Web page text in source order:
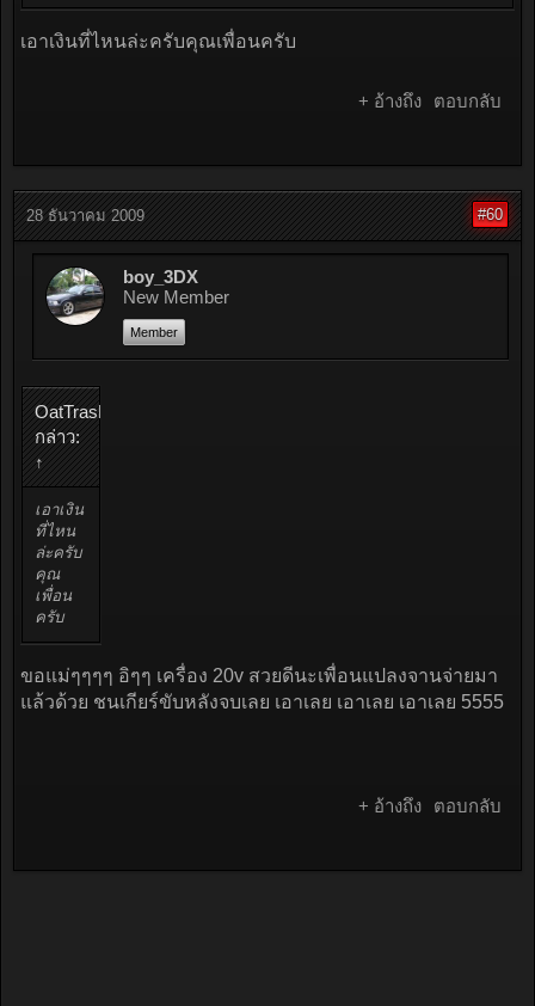
เอาเงินที่ไหนล่ะครับคุณเพื่อนครับ
+ อ้างถึง ตอบกลับ
28 ธันวาคม 2009 #60
boy_3DX
New Member
Member
OatTrasH
กล่าว:
↑
เอาเงิน
ที่ไหน
ล่ะครับ
คุณ
เพื่อน
ครับ
ขอแม่ๆๆๆๆ อิๆๆ เครื่อง 20v สวยดีนะเพื่อนแปลงจานจ่ายมา
แล้วด้วย ชนเกียร์ขับหลังจบเลย เอาเลย เอาเลย เอาเลย 5555
+ อ้างถึง ตอบกลับ